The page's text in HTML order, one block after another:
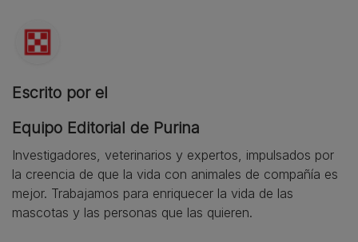
Escrito por el
Equipo Editorial de Purina
Investigadores, veterinarios y expertos, impulsados por
la creencia de que la vida con animales de compañía es
mejor. Trabajamos para enriquecer la vida de las
mascotas y las personas que las quieren.